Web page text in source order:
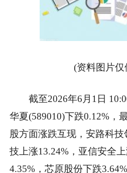
(资料图片仅
截至2026年6月1日
华夏(589010)下跌0.12%，
股方面涨跌互现，安路科
技上涨13.24%，亚信安全
4.35%，芯原股份下跌